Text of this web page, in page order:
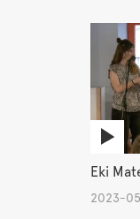
Eki
2023-